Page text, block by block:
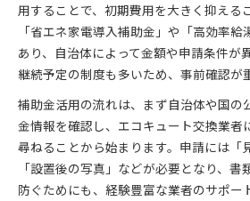
用することで、初期費用を大きく抑える
「省エネ家電導入補助金」や「高効率
あり、自治体によって金額や申請条件が
継続予定の制度も多いため、事前確認が
補助金活用の流れは、まず自治体や国の
金情報を確認し、エコキュート交換業者
尋ねることから始まります。申請には「
「設置後の写真」などが必要となり、
防ぐためにも、経験豊富な業者のサポー